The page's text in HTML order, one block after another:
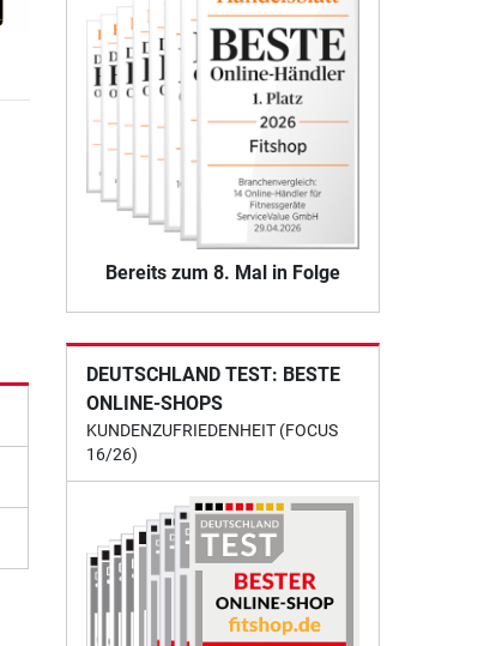
Bereits zum 8. Mal in Folge
DEUTSCHLAND TEST: BESTE
ONLINE-SHOPS
KUNDENZUFRIEDENHEIT (FOCUS
16/26)